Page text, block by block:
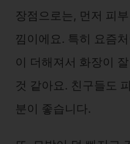
장점으로는, 먼저 피
낌이에요. 특히 요즘
이 더해져서 화장이
것 같아요. 친구들도
분이 좋습니다.